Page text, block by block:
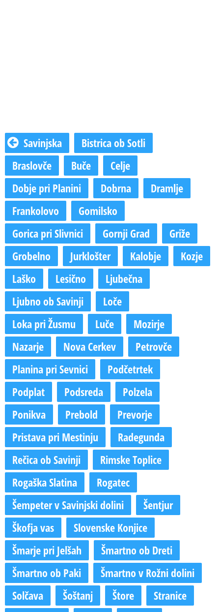
Savinjska
Bistrica ob Sotli
Braslovče
Buče
Celje
Dobje pri Planini
Dobrna
Dramlje
Frankolovo
Gomilsko
Gorica pri Slivnici
Gornji Grad
Griže
Grobelno
Jurklošter Kalobje
Kozje
Laško
Lesično
Ljubečna
Ljubno ob Savinji
Loče
Loka pri Žusmu
Luče
Mozirje
Nazarje
Nova Cerkev
Petrovče
Planina pri Sevnici
Podčetrtek
Podplat
Podsreda
Polzela
Ponikva
Prebold
Prevorje
Pristava pri Mestinju
Radegunda
Rečica ob Savinji
Rimske Toplice
Rogaška Slatina
Rogatec
Šempeter v Savinjski dolini
Šentjur
Škofja vas
Slovenske Konjice
Šmarje pri Jelšah
Šmartno ob Dreti
Šmartno ob Paki
Šmartno v Rožni dolini
Solčava
Šoštanj Štore
Stranice